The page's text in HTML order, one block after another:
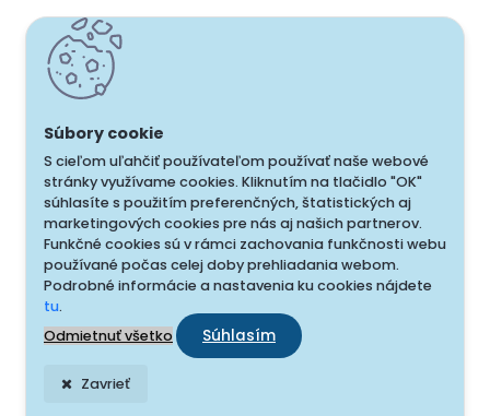
S cieľom uľahčiť používateľom používať naše webové
stránky využívame cookies. Kliknutím na tlačidlo "OK"
súhlasíte s použitím preferenčných, štatistických aj
marketingových cookies pre nás aj našich partnerov.
Funkčné cookies sú v rámci zachovania funkčnosti webu
používané počas celej doby prehliadania webom.
Podrobné informácie a nastavenia ku cookies nájdete
tu.
Odmietnuť všetko
Súhlasím
Zavrieť